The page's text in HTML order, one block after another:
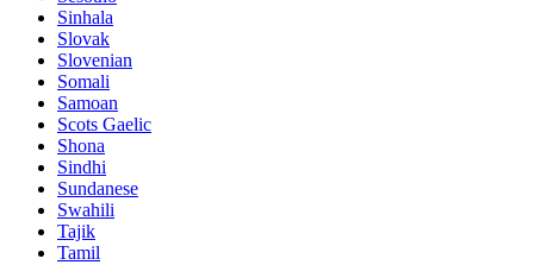
Sinhala
Slovak
Slovenian
Somali
Samoan
Scots Gaelic
Shona
Sindhi
Sundanese
Swahili
Tajik
Tamil